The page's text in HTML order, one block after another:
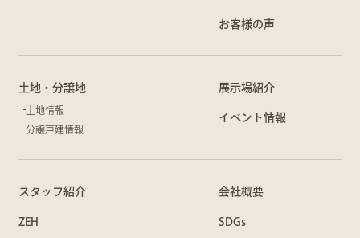
お客様の声
土地・分譲地
土地情報
分譲戸建情報
展示場紹介
イベント情報
スタッフ紹介 会社概要
ZEH SDGs